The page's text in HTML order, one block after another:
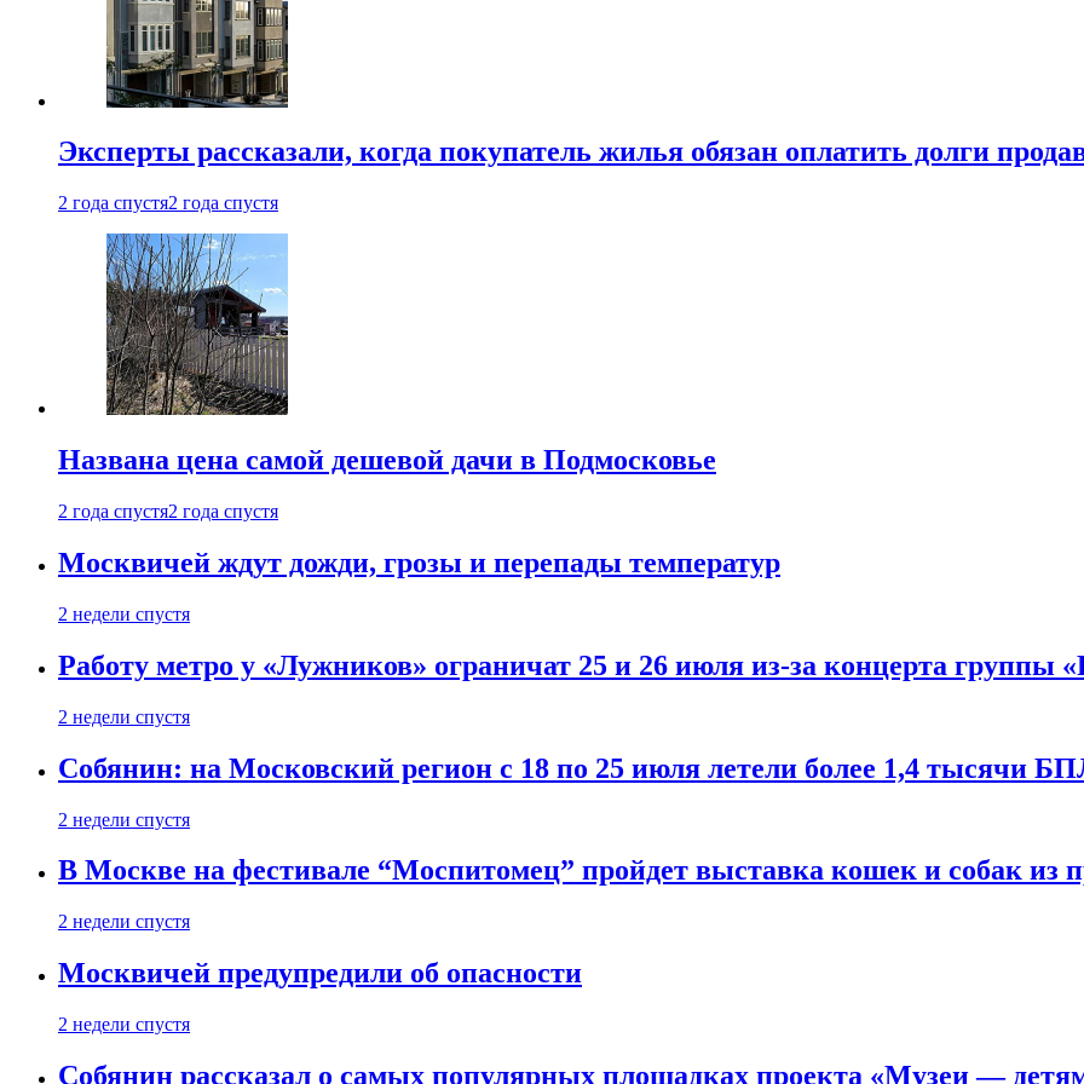
Эксперты рассказали, когда покупатель жилья обязан оплатить долги
2 года спустя2 года спустя
Названа цена самой дешевой дачи в Подмосковье
2 года спустя2 года спустя
Москвичей ждут дожди, грозы и перепады температур
2 недели спустя
Работу метро у «Лужников» ограничат 25 и 26 июля из-за концерта группы
2 недели спустя
Собянин: на Московский регион с 18 по 25 июля летели более 1,4 тысячи
2 недели спустя
В Москве на фестивале “Моспитомец” пройдет выставка кошек и собак из
2 недели спустя
Москвичей предупредили об опасности
2 недели спустя
Собянин рассказал о самых популярных площадках проекта «Музеи —